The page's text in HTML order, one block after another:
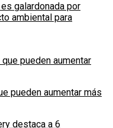
galardonada por
ambiental para
pueden aumentar más